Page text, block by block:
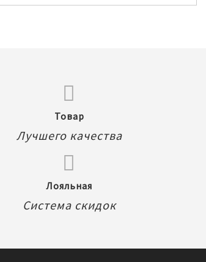
Товар
Лучшего качества
Лояльная
Система скидок